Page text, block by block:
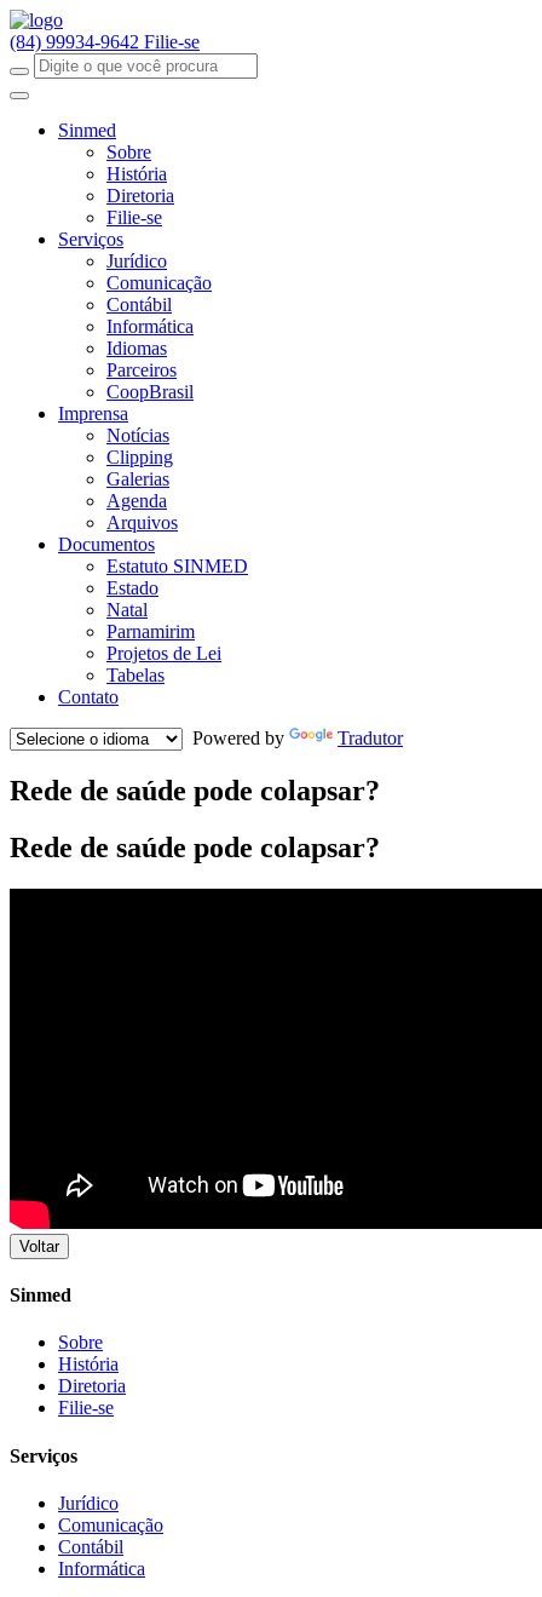
(84) 99934-9642 Filie-se
Sinmed
Sobre
História
Diretoria
Filie-se
Serviços
Jurídico
Comunicação
Contábil
Informática
Idiomas
Parceiros
CoopBrasil
Imprensa
Notícias
Clipping
Galerias
Agenda
Arquivos
Documentos
Estatuto SINMED
Estado
Natal
Parnamirim
Projetos de Lei
Tabelas
Contato
Powered by
Tradutor
Rede de saúde pode colapsar?
Rede de saúde pode colapsar?
Voltar
Sinmed
Sobre
História
Diretoria
Filie-se
Serviços
Jurídico
Comunicação
Contábil
Informática